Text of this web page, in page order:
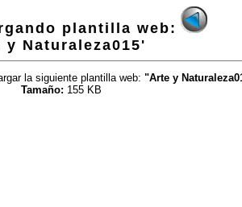
plantilla web:
y Naturaleza015'
la siguiente plantilla web: "Arte y
Tamaño: 155 KB